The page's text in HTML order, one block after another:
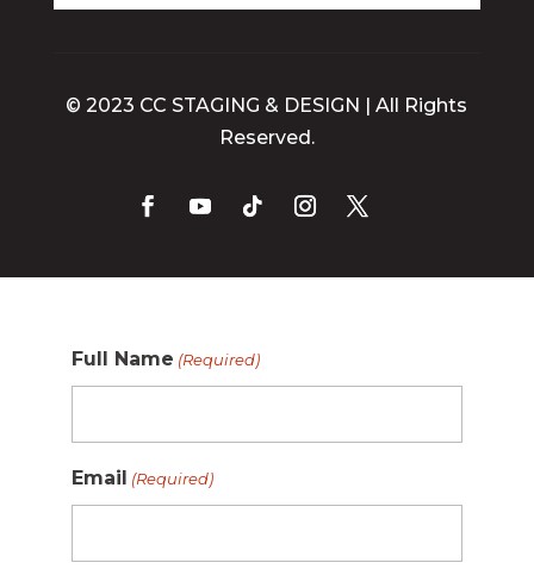
© 2023 CC STAGING & DESIGN | All Rights
Reserved.
Full Name (Required)
Email (Required)